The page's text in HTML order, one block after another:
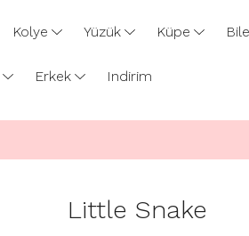
Kolye Yüzük Küpe
Erkek Indirim
Little Snake